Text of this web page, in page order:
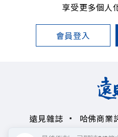
享受更多個人
會員登入
遠見雜誌 哈佛商業
未來親子學習平台